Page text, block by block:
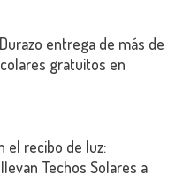
entrega de más de
gratuitos en
el recibo de luz:
Techos Solares a